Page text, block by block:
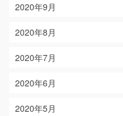
2020年9月
2020年8月
2020年7月
2020年6月
2020年5月